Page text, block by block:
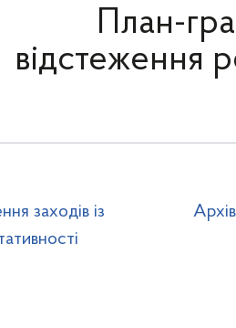
План-
відстеження
заходів із
Архів